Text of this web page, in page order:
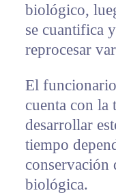
biológico,
se cuantifica
reprocesar
El
cuenta con la
desarrollar
tiempo
conservación
biológica.